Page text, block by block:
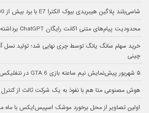
شاسی‌بلند پلاگین هیبریدی بیوک الکترا E7 با برد بیش از 1600 کیلومتر معرفی شد
محدودیت پیام‌های متنی اکانت رایگان ChatGPT برداشته شد!
خرید سهام سانگ‌ یانگ توسط چری نهایی شد؛ تولید نسل
چینی
۵ شهریور پیش‌نمایش نیم ساعته بازی GTA 6 در نتفلیکس منتشر می‌شود!
هوش مصنوعی متا هم با نفوذ به یک شرکت ثالث از
اولین تصاویر از محل برخورد موشک اسپیس‌ایکس با ماه